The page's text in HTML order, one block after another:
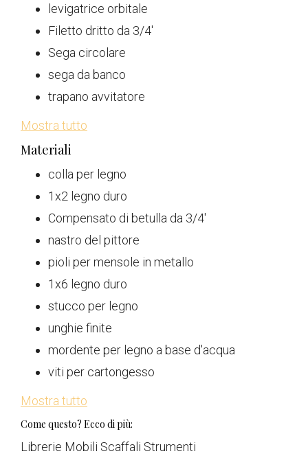
levigatrice orbitale
Filetto dritto da 3/4'
Sega circolare
sega da banco
trapano avvitatore
Mostra tutto
Materiali
colla per legno
1x2 legno duro
Compensato di betulla da 3/4'
nastro del pittore
pioli per mensole in metallo
1x6 legno duro
stucco per legno
unghie finite
mordente per legno a base d'acqua
viti per cartongesso
Mostra tutto
Come questo? Ecco di più:
Librerie Mobili Scaffali Strumenti